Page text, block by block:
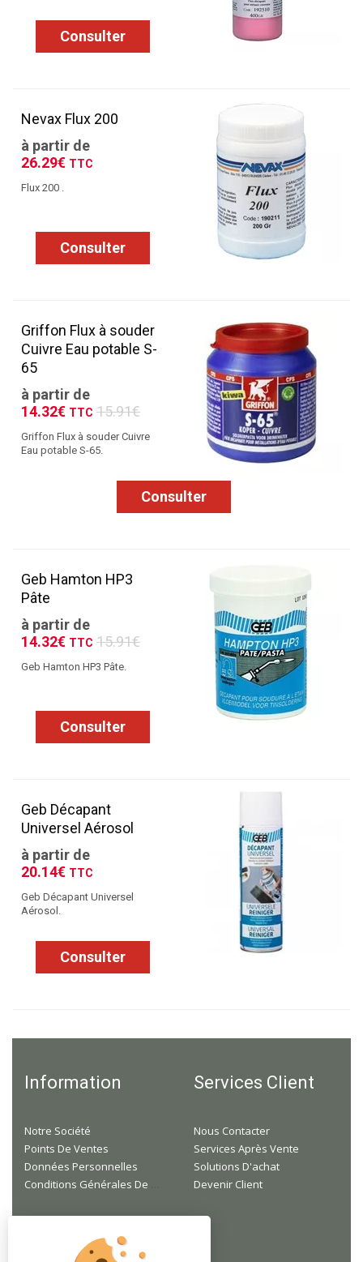
Consulter
Nevax Flux 200
à partir de
26.29€ TTC
Flux 200 .
Consulter
Griffon Flux à souder
Cuivre Eau potable S-
65
à partir de
14.32€ TTC 15.91€
Griffon Flux à souder Cuivre
Eau potable S-65.
Consulter
Geb Hamton HP3
Pâte
à partir de
14.32€ TTC 15.91€
Geb Hamton HP3 Pâte.
Consulter
Geb Décapant
Universel Aérosol
à partir de
20.14€ TTC
Geb Décapant Universel
Aérosol.
Consulter
Information
Notre Société
Points De Ventes
Données Personnelles
Services Client
Nous Contacter
Services Après Vente
Solutions D'achat
Devenir Client